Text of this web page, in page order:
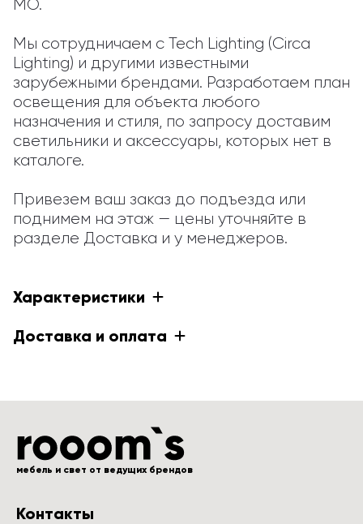
МО.
Мы сотрудничаем с Tech Lighting (Circa
Lighting) и другими известными
зарубежными брендами. Разработаем план
освещения для объекта любого
назначения и стиля, по запросу доставим
светильники и аксессуары, которых нет в
каталоге.
Привезем ваш заказ до подъезда или
поднимем на этаж — цены уточняйте в
разделе Доставка и у менеджеров.
Характеристики
Доставка и оплата
мебель и свет от ведущих брендов
Контакты